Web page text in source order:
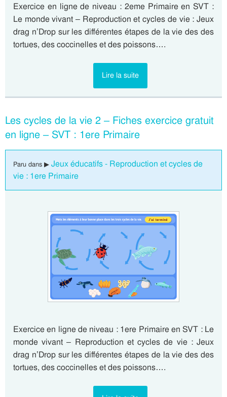
Exercice en ligne de niveau : 2eme Primaire en SVT :
Le monde vivant – Reproduction et cycles de vie : Jeux
drag n’Drop sur les différentes étapes de la vie des des
tortues, des coccinelles et des poissons….
Lire la suite
Les cycles de la vie 2 – Fiches exercice gratuit
en ligne – SVT : 1ere Primaire
Paru dans ▶ Jeux éducatifs - Reproduction et cycles de
vie : 1ere Primaire
Exercice en ligne de niveau : 1ere Primaire en SVT : Le
monde vivant – Reproduction et cycles de vie : Jeux
drag n’Drop sur les différentes étapes de la vie des des
tortues, des coccinelles et des poissons….